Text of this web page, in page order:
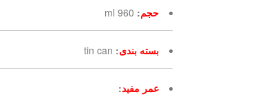
حجم:
960 ml
بسته بندی:
tin can
عمر مفید: